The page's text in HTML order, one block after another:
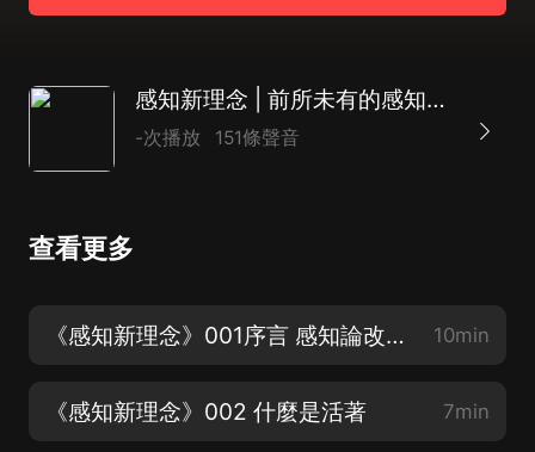
感知新理念 | 前所未有的感知理論的開山之作
-次播放 151條聲音
查看更多
《感知新理念》001序言 感知論改變什麼 10min
《感知新理念》002 什麼是活著 7min